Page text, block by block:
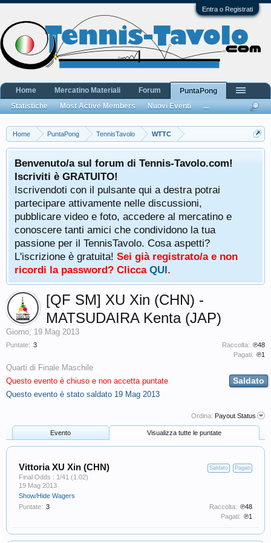
Entra o Registrati
Home PuntaPong TennisTavolo WTTC
Benvenuto/a sul forum di Tennis-Tavolo.com!
Iscriviti è GRATUITO!
Iscrivendoti con il pulsante qui a destra potrai
partecipare attivamente nelle discussioni,
pubblicare video e foto, accedere al mercatino e
conoscere tanti amici che condividono la tua
passione per il TennisTavolo. Cosa aspetti?
L'iscrizione è gratuita! Sei già registrato/a e non
ricordi la password? Clicca QUI.
Puntate: 3 Raccolta: ℗48
Pagati: ℗1
[QF SM] XU Xin (CHN) -
MATSUDAIRA Kenta (JAP)
Giorno, 19 Mag 2013
Saldato
Quarti di Finale Maschile
Questo evento è chiuso e non accetta puntate
Questo evento è stato saldato 19 Mag 2013
Ordina: Payout Status
Evento Visualizza tutte le puntate
Pagati
Saldato
Vittoria XU Xin (CHN)
Final Odds : 1/41 (1.02)
19 Mag 2013
Show/Hide Wagers
Puntate: 3 Raccolta: ℗48
Pagati: ℗1
Home Mercatino Materiali Forum
PuntaPong
Statistiche
Most Active Members Nuovi Eventi ...